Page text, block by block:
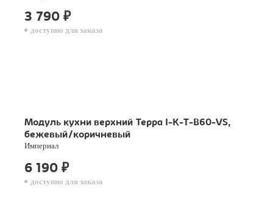
3 790 ₽
доступно для заказа
Модуль кухни верхний Терра I-K-T-B60-VS,
бежевый/коричневый
Империал
6 190 ₽
доступно для заказа